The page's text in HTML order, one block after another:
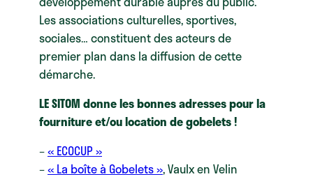
Les associations culturelles, sportives,
sociales… constituent des acteurs de
premier plan dans la diffusion de cette
démarche.
LE SITOM donne les bonnes adresses pour la
fourniture et/ou location de gobelets !
–« ECOCUP »
–« La boîte à Gobelets », Vaulx en Velin